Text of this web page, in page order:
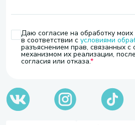
Даю согласие на обработку
в соответствии с условиями
разъяснением прав, связанных с
механизмом их реализации,
согласия или отказа.